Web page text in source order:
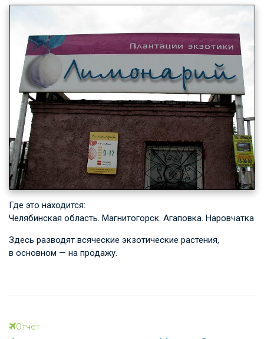
Где это находится:
Челябинская область. Магнитогорск. Агаповка. Наровчатка
Здесь разводят всяческие экзотические растения,
в основном — на продажу.
Отчет